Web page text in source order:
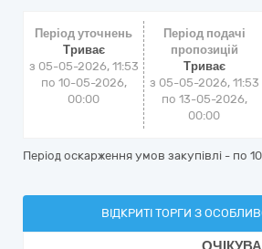
Період уточнень
Триває
з 05-05-2026, 11:53
по 10-05-2026,
00:00
Період подачі
пропозицій
Триває
з 05-05-2026, 11:53
по 13-05-2026,
00:00
Період оскарження умов закупівлі - по
ВІДКРИТІ ТОРГИ З